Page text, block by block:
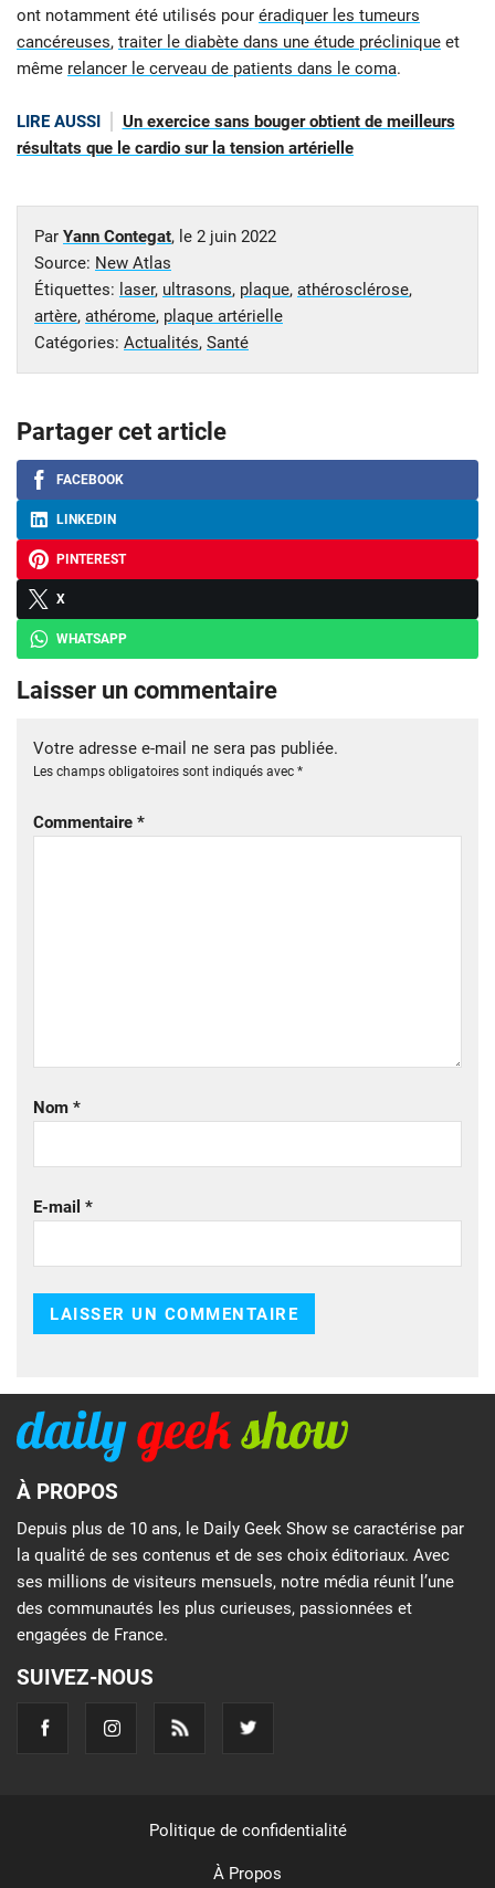
ont notamment été utilisés pour éradiquer les tumeurs
cancéreuses, traiter le diabète dans une étude préclinique et
même relancer le cerveau de patients dans le coma.
LIRE AUSSI
Un exercice sans bouger obtient de meilleurs
résultats que le cardio sur la tension artérielle
Par Yann Contegat, le 2 juin 2022
Source: New Atlas
Étiquettes: laser, ultrasons, plaque, athérosclérose,
artère, athérome, plaque artérielle
Catégories: Actualités, Santé
Partager cet article
FACEBOOK
LINKEDIN
PINTEREST
X
WHATSAPP
Laisser un commentaire
Votre adresse e-mail ne sera pas publiée.
Les champs obligatoires sont indiqués avec *
Commentaire *
Nom *
E-mail *
À PROPOS
Depuis plus de 10 ans, le Daily Geek Show se caractérise par
la qualité de ses contenus et de ses choix éditoriaux. Avec
ses millions de visiteurs mensuels, notre média réunit l’une
des communautés les plus curieuses, passionnées et
engagées de France.
SUIVEZ-NOUS
Politique de confidentialité
À Propos